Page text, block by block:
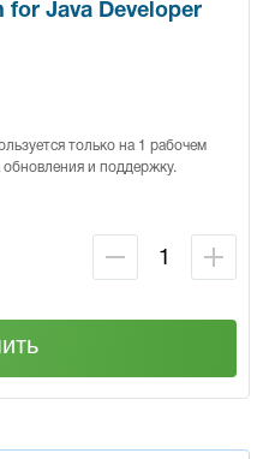
for Java Developer
только на 1 рабочем
и поддержку.